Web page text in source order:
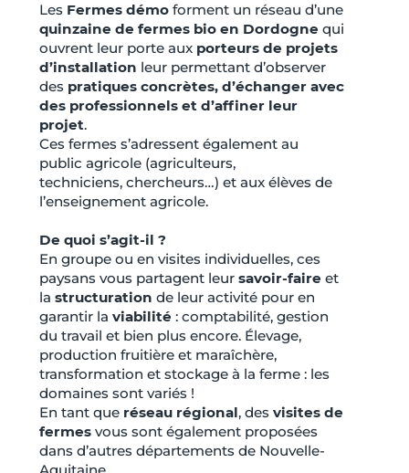
Les Fermes démo forment un réseau d’une
quinzaine de fermes bio en Dordogne qui
ouvrent leur porte aux porteurs de projets
d’installation leur permettant d’observer
des pratiques concrètes, d’échanger avec
des professionnels et d’affiner leur
projet.
Ces fermes s’adressent également au
public agricole (agriculteurs,
techniciens, chercheurs…) et aux élèves de
l’enseignement agricole.
De quoi s’agit-il ?
En groupe ou en visites individuelles, ces
paysans vous partagent leur savoir-faire et
la structuration de leur activité pour en
garantir la viabilité : comptabilité, gestion
du travail et bien plus encore. Élevage,
production fruitière et maraîchère,
transformation et stockage à la ferme : les
domaines sont variés !
En tant que réseau régional, des visites de
fermes vous sont également proposées
dans d’autres départements de Nouvelle-